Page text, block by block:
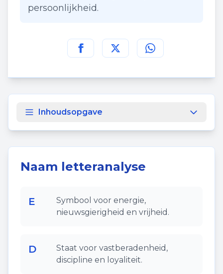
persoonlijkheid.
Deel deze pagina op
Deel deze pagina op
Deel deze pagina
Inhoudsopgave
Naam letteranalyse
E
Symbool voor energie,
nieuwsgierigheid en vrijheid.
D
Staat voor vastberadenheid,
discipline en loyaliteit.